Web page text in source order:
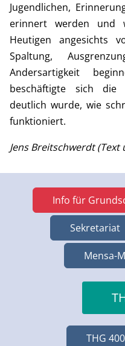
Jugendlichen,
erinnert werden und
Heutigen angesichts
Spaltung,
Andersartigkeit
beschäftigte sich die
deutlich wurde, wie
funktioniert.
Jens Breitschwerdt (Text
Info für
Sekretariat
Mensa-
THG